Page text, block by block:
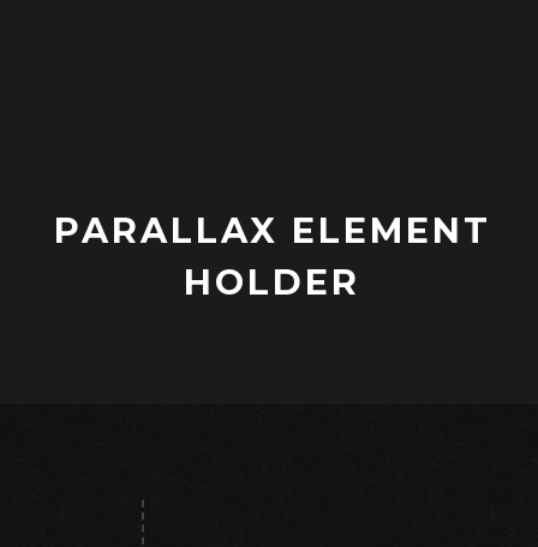
PARALLAX ELEMENT
HOLDER